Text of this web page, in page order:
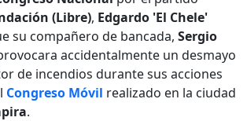
(Libre), Edgardo 'El Chele'
su compañero de bancada, Sergio
accidentalmente un desmayo
de incendios durante sus acciones
Congreso Móvil realizado en la ciudad
.